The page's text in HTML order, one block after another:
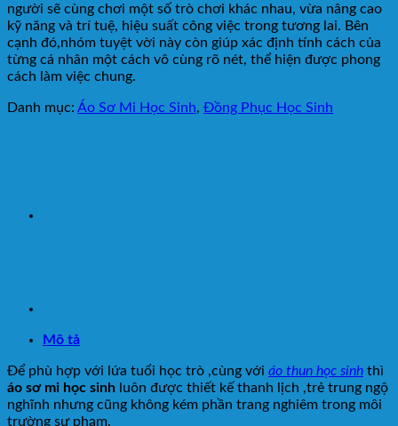
người sẽ cùng chơi một số trò chơi khác nhau, vừa nâng cao
kỹ năng và trí tuệ, hiệu suất công việc trong tương lai. Bên
cạnh đó,nhóm tuyệt vời này còn giúp xác định tính cách của
từng cá nhân một cách vô cùng rõ nét, thể hiện được phong
cách làm việc chung.
Danh mục: Áo Sơ Mi Học Sinh, Đồng Phục Học Sinh
Mô tả
Để phù hợp với lứa tuổi học trò ,cùng với áo thun học sinh thì
áo sơ mi học sinh luôn được thiết kế thanh lịch ,trẻ trung ngộ
nghĩnh nhưng cũng không kém phần trang nghiêm trong môi
trường sư phạm.